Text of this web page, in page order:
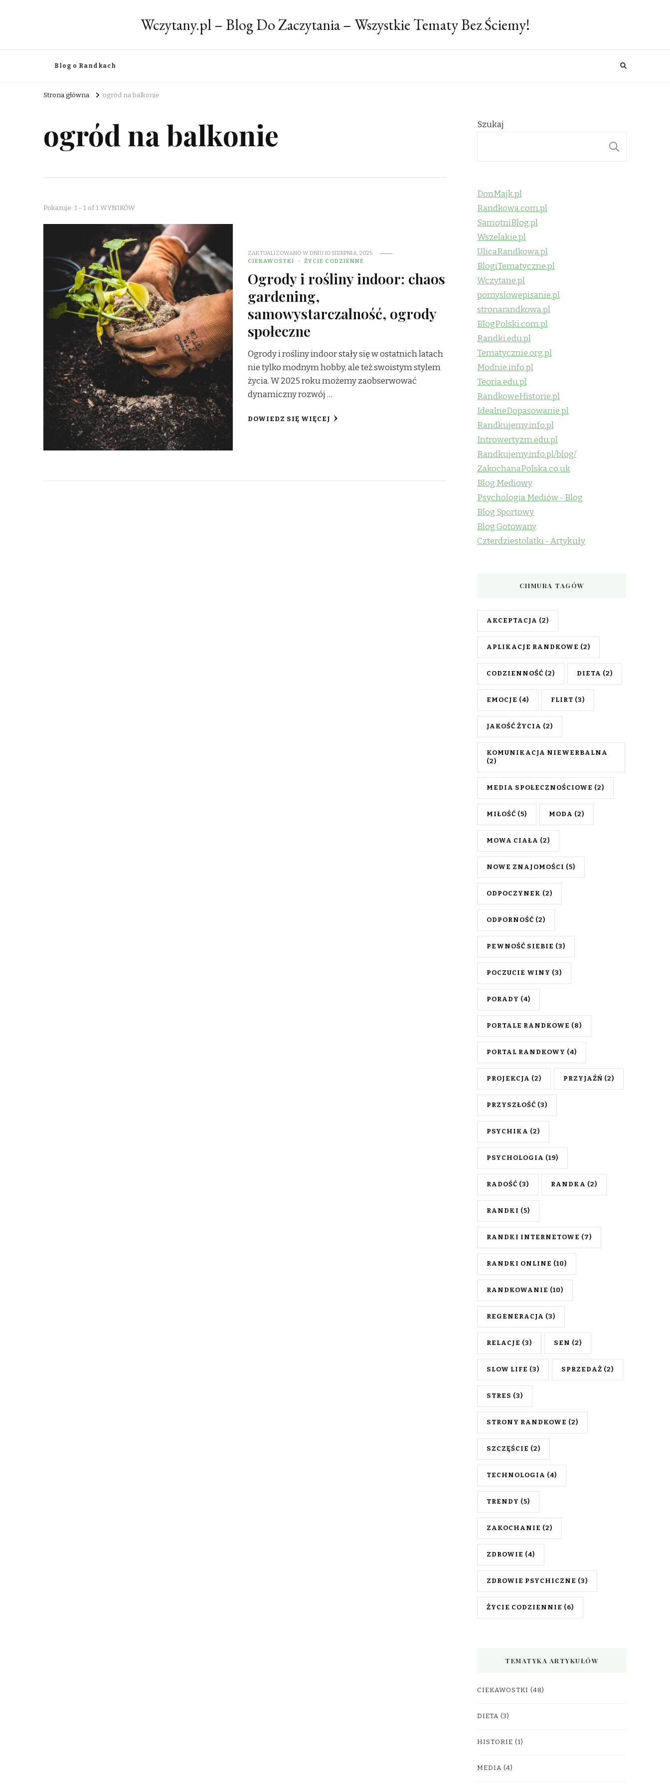
Wczytany.pl – Blog Do Zaczytania – Wszystkie Tematy Bez Ściemy!
Blog o Randkach
Strona główna ogród na balkonie
ogród na balkonie
Pokazuje: 1 - 1 of 1 WYNIKÓW
ZAKTUALIZOWANO W DNIU10 SIERPNIA, 2025
CIEKAWOSTKI
ŻYCIE CODZIENNE
Ogrody i rośliny indoor: chaos
gardening,
samowystarczalność, ogrody
społeczne
Ogrody i rośliny indoor stały się w ostatnich latach
nie tylko modnym hobby, ale też swoistym stylem
życia. W 2025 roku możemy zaobserwować
dynamiczny rozwój …
DOWIEDZ SIĘ WIĘCEJ
Szukaj
DonMajk.pl
Randkowa.com.pl
SamotniBlog.pl
Wszelakie.pl
UlicaRandkowa.pl
BlogiTematyczne.pl
Wczytane.pl
pomyslowepisanie.pl
stronarandkowa.pl
BlogPolski.com.pl
Randki.edu.pl
Tematycznie.org.pl
Modnie.info.pl
Teoria.edu.pl
RandkoweHistorie.pl
IdealneDopasowanie.pl
Randkujemy.info.pl
Introwertyzm.edu.pl
Randkujemy.info.pl/blog/
ZakochanaPolska.co.uk
Blog Mediowy
Psychologia Mediów - Blog
Blog Sportowy
Blog Gotowany
Czterdziestolatki - Artykuły
CHMURA TAGÓW
AKCEPTACJA (2)
APLIKACJE RANDKOWE (2)
CODZIENNOŚĆ (2) DIETA (2)
EMOCJE (4) FLIRT (3)
JAKOŚĆ ŻYCIA (2)
KOMUNIKACJA NIEWERBALNA
(2)
MEDIA SPOŁECZNOŚCIOWE (2)
MIŁOŚĆ (5) MODA (2)
MOWA CIAŁA (2)
NOWE ZNAJOMOŚCI (5)
ODPOCZYNEK (2)
ODPORNOŚĆ (2)
PEWNOŚĆ SIEBIE (3)
POCZUCIE WINY (3)
PORADY (4)
PORTALE RANDKOWE (8)
PORTAL RANDKOWY (4)
PROJEKCJA (2) PRZYJAŹŃ (2)
PRZYSZŁOŚĆ (3)
PSYCHIKA (2)
PSYCHOLOGIA (19)
RADOŚĆ (3) RANDKA (2)
RANDKI (5)
RANDKI INTERNETOWE (7)
RANDKI ONLINE (10)
RANDKOWANIE (10)
REGENERACJA (3)
RELACJE (3) SEN (2)
SLOW LIFE (3) SPRZEDAŻ (2)
STRES (3)
STRONY RANDKOWE (2)
SZCZĘŚCIE (2)
TECHNOLOGIA (4)
TRENDY (5)
ZAKOCHANIE (2)
ZDROWIE (4)
ZDROWIE PSYCHICZNE (3)
ŻYCIE CODZIENNIE (6)
TEMATYKA ARTYKUŁÓW
CIEKAWOSTKI (48)
DIETA (3)
HISTORIE (1)
MEDIA (4)